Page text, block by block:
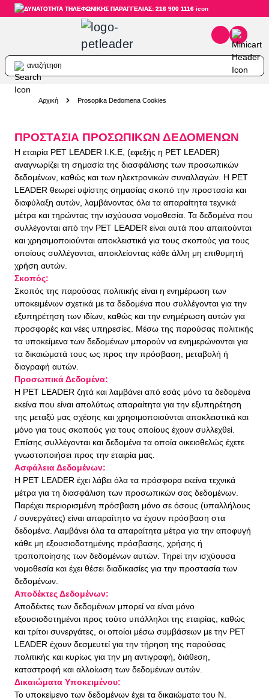
ΔΥΝΑΤΟΤΗΤΑ ΤΗΛΕΦΩΝΙΚΗΣ ΠΑΡΑΓΓΕΛΙΑΣ: 216 900 1116
Skip to Content
αναζήτηση
Αρχική Prosopika Dedomena Cookies
ΠΡΟΣΤΑΣΙΑ ΠΡΟΣΩΠΙΚΩΝ ΔΕΔΟΜΕΝΩΝ
Η εταιρία PET LEADER I.K.E, (εφεξής η PET LEADER)
αναγνωρίζει τη σημασία της διασφάλισης των προσωπικών
δεδομένων, καθώς και των ηλεκτρονικών συναλλαγών. Η PET
LEADER θεωρεί υψίστης σημασίας σκοπό την προστασία και
διαφύλαξη αυτών, λαμβάνοντας όλα τα απαραίτητα τεχνικά
μέτρα και τηρώντας την ισχύουσα νομοθεσία. Τα δεδομένα που
συλλέγονται από την PET LEADER είναι αυτά που απαιτούνται
και χρησιμοποιούνται αποκλειστικά για τους σκοπούς για τους
οποίους συλλέγονται, αποκλείοντας κάθε άλλη μη επιθυμητή
χρήση αυτών.
Σκοπός:
Σκοπός της παρούσας πολιτικής είναι η ενημέρωση των
υποκειμένων σχετικά με τα δεδομένα που συλλέγονται για την
εξυπηρέτηση των ιδίων, καθώς και την ενημέρωση αυτών για
προσφορές και νέες υπηρεσίες. Μέσω της παρούσας πολιτικής
τα υποκείμενα των δεδομένων μπορούν να ενημερώνονται για
τα δικαιώματά τους ως προς την πρόσβαση, μεταβολή ή
διαγραφή αυτών.
Προσωπικά Δεδομένα:
Η PET LEADER ζητά και λαμβάνει από εσάς μόνο τα δεδομένα
εκείνα που είναι απολύτως απαραίτητα για την εξυπηρέτηση
της μεταξύ μας σχέσης και χρησιμοποιούνται αποκλειστικά και
μόνο για τους σκοπούς για τους οποίους έχουν συλλεχθεί.
Επίσης συλλέγονται και δεδομένα τα οποία οικειοθελώς έχετε
γνωστοποιήσει προς την εταιρία μας.
Ασφάλεια Δεδομένων:
Η PET LEADER έχει λάβει όλα τα πρόσφορα εκείνα τεχνικά
μέτρα για τη διασφάλιση των προσωπικών σας δεδομένων.
Παρέχει περιορισμένη πρόσβαση μόνο σε όσους (υπαλλήλους
/ συνεργάτες) είναι απαραίτητο να έχουν πρόσβαση στα
δεδομένα. Λαμβάνει όλα τα απαραίτητα μέτρα για την αποφυγή
κάθε μη εξουσιοδοτημένης πρόσβασης, χρήσης ή
τροποποίησης των δεδομένων αυτών. Τηρεί την ισχύουσα
νομοθεσία και έχει θέσει διαδικασίες για την προστασία των
δεδομένων.
Αποδέκτες Δεδομένων:
Αποδέκτες των δεδομένων μπορεί να είναι μόνο
εξουσιοδοτημένοι προς τούτο υπάλληλοι της εταιρίας, καθώς
και τρίτοι συνεργάτες, οι οποίοι μέσω συμβάσεων με την PET
LEADER έχουν δεσμευτεί για την τήρηση της παρούσας
πολιτικής και κυρίως για την μη αντιγραφή, διάθεση,
καταστροφή και αλλοίωση των δεδομένων αυτών.
Δικαιώματα Υποκειμένου:
Το υποκείμενο των δεδομένων έχει τα δικαιώματα του Ν.